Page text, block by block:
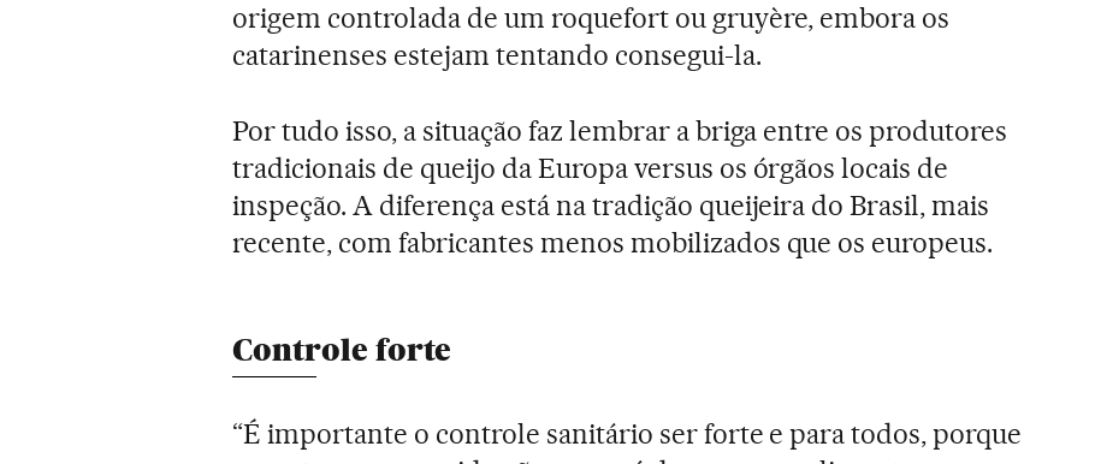
origem controlada de um roquefort ou gruyère, embora os
catarinenses estejam tentando consegui-la.
Por tudo isso, a situação faz lembrar a briga entre os produtores
tradicionais de queijo da Europa versus os órgãos locais de
inspeção. A diferença está na tradição queijeira do Brasil, mais
recente, com fabricantes menos mobilizados que os europeus.
Controle forte
“É importante o controle sanitário ser forte e para todos, porque